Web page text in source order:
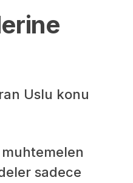
Uslu konu
sadece